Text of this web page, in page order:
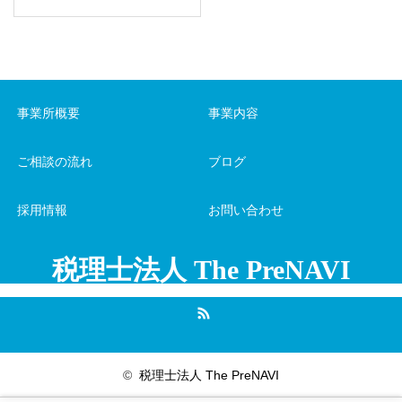
事業所概要 事業内容
ご相談の流れ ブログ
採用情報 お問い合わせ
税理士法人 The PreNAVI
© 税理士法人 The PreNAVI